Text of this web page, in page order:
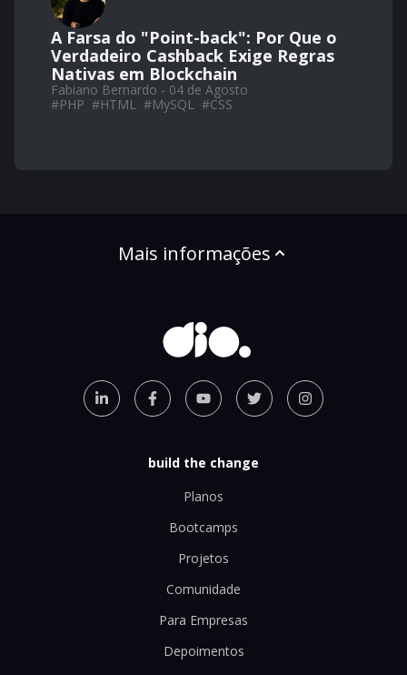
A Farsa do "Point-back": Por Que o
Verdadeiro Cashback Exige Regras
Nativas em Blockchain
Fabiano Bernardo - 04 de Agosto
#PHP #HTML #MySQL #CSS
Mais informações
build the change
Planos
Bootcamps
Projetos
Comunidade
Para Empresas
Depoimentos